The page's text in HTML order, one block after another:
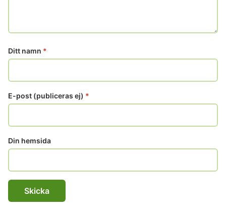
Ditt namn *
E-post (publiceras ej) *
Din hemsida